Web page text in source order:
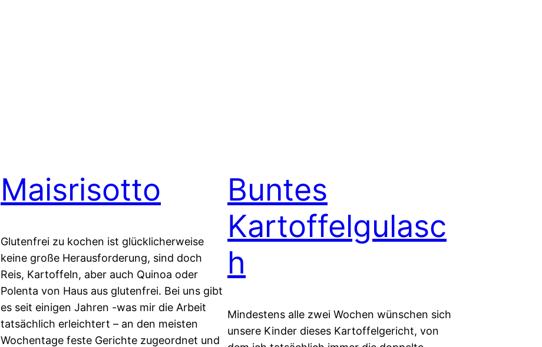
Maisrisotto
Glutenfrei zu kochen ist glücklicherweise
keine große Herausforderung, sind doch
Reis, Kartoffeln, aber auch Quinoa oder
Polenta von Haus aus glutenfrei. Bei uns gibt
es seit einigen Jahren -was mir die Arbeit
tatsächlich erleichtert – an den meisten
Wochentage feste Gerichte zugeordnet und
Buntes
Kartoffelgulasc
h
Mindestens alle zwei Wochen wünschen sich
unsere Kinder dieses Kartoffelgericht, von